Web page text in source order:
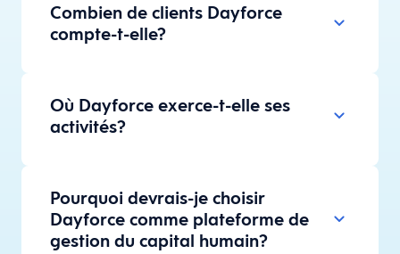
Combien de clients Dayforce
compte-t-elle?
Où Dayforce exerce-t-elle ses
activités?
Pourquoi devrais-je choisir
Dayforce comme plateforme de
gestion du capital humain?